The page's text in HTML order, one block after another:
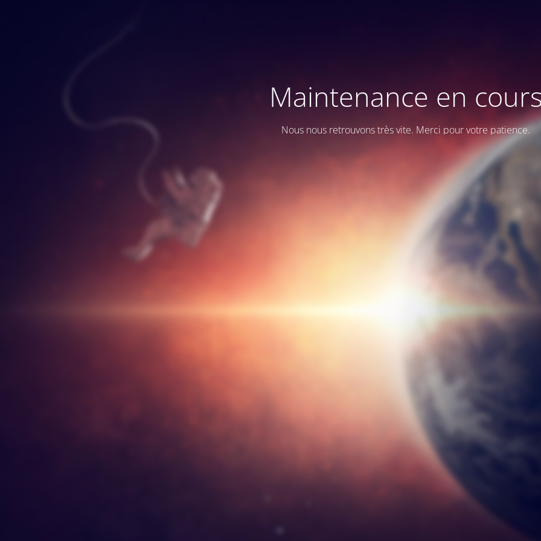
Maintenance en
Nous nous retrouvons très vite. Merci pour votre patience.